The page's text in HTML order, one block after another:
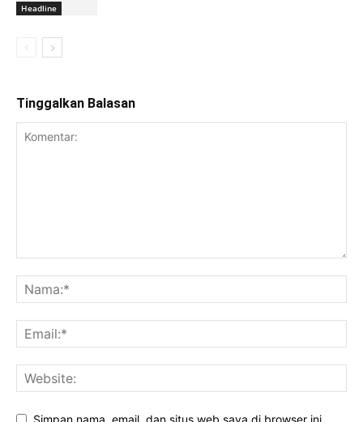
Headline
Tinggalkan Balasan
Simpan nama, email, dan situs web saya di browser ini